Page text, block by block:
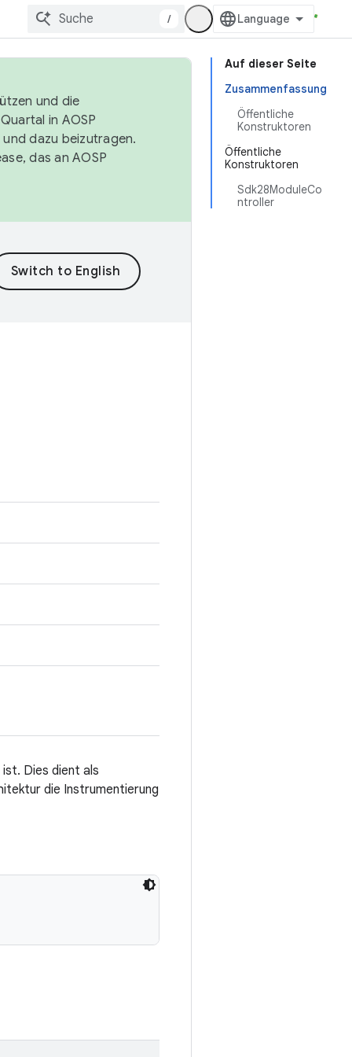
/
Auf dieser Seite
Zusammenfassung
Öffentliche
Konstruktoren
Öffentliche
Konstruktoren
Sdk28ModuleCo
ntroller
und die
in AOSP
und dazu beizutragen.
das an AOSP
Dies dient als
die Instrumentierung